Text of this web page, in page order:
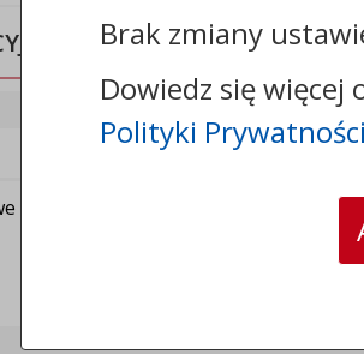
Włocławku
Brak zmiany
Dowiedz się więcej
Polityki Prywatności